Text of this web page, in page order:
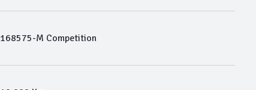
168575-M Competition